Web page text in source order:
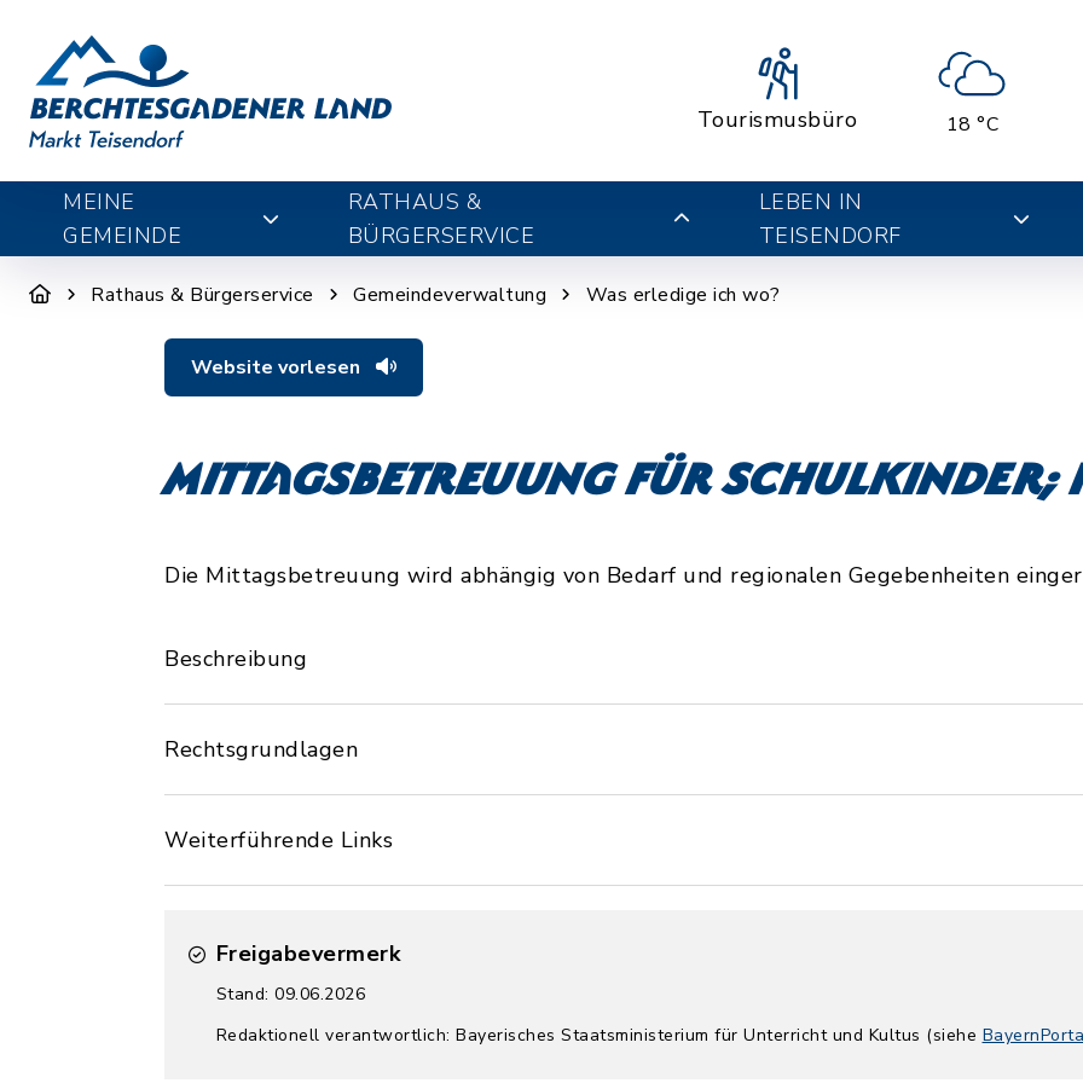
Tourismusbüro 18 °C
MEINE
GEMEINDE
RATHAUS &
BÜRGERSERVICE
LEBEN IN
TEISENDORF
Rathaus & Bürgerservice Gemeindeverwaltung Was erledige ich wo?
Website vorlesen
Mittagsbetreuung für Schulkinder;
Die Mittagsbetreuung wird abhängig von Bedarf und regionalen Gegebenheiten
Beschreibung
Rechtsgrundlagen
Weiterführende Links
Freigabevermerk
Stand: 09.06.2026
Redaktionell verantwortlich: Bayerisches Staatsministerium für Unterricht und Kultus (siehe